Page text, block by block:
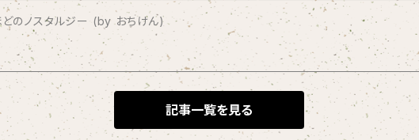
のノスタルジー (by おちけん)
記事一覧を見る